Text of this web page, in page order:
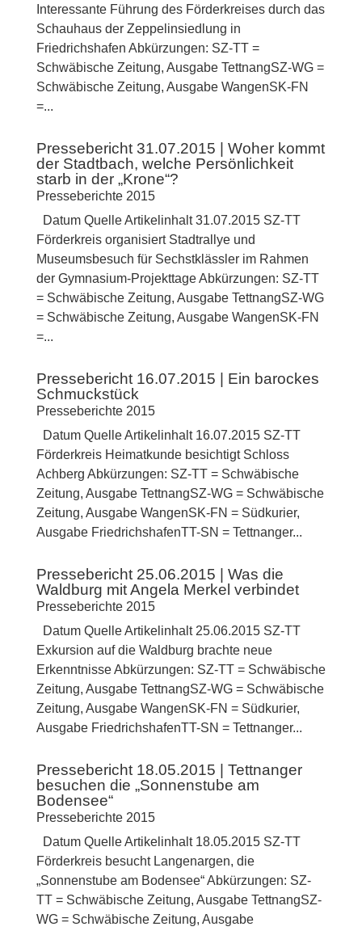
Interessante Führung des Förderkreises durch das
Schauhaus der Zeppelinsiedlung in
Friedrichshafen Abkürzungen: SZ-TT =
Schwäbische Zeitung, Ausgabe TettnangSZ-WG =
Schwäbische Zeitung, Ausgabe WangenSK-FN
=...
Pressebericht 31.07.2015 | Woher kommt
der Stadtbach, welche Persönlichkeit
starb in der „Krone“?
Presseberichte 2015
Datum Quelle Artikelinhalt 31.07.2015 SZ-TT
Förderkreis organisiert Stadtrallye und
Museumsbesuch für Sechstklässler im Rahmen
der Gymnasium-Projekttage Abkürzungen: SZ-TT
= Schwäbische Zeitung, Ausgabe TettnangSZ-WG
= Schwäbische Zeitung, Ausgabe WangenSK-FN
=...
Pressebericht 16.07.2015 | Ein barockes
Schmuckstück
Presseberichte 2015
Datum Quelle Artikelinhalt 16.07.2015 SZ-TT
Förderkreis Heimatkunde besichtigt Schloss
Achberg Abkürzungen: SZ-TT = Schwäbische
Zeitung, Ausgabe TettnangSZ-WG = Schwäbische
Zeitung, Ausgabe WangenSK-FN = Südkurier,
Ausgabe FriedrichshafenTT-SN = Tettnanger...
Pressebericht 25.06.2015 | Was die
Waldburg mit Angela Merkel verbindet
Presseberichte 2015
Datum Quelle Artikelinhalt 25.06.2015 SZ-TT
Exkursion auf die Waldburg brachte neue
Erkenntnisse Abkürzungen: SZ-TT = Schwäbische
Zeitung, Ausgabe TettnangSZ-WG = Schwäbische
Zeitung, Ausgabe WangenSK-FN = Südkurier,
Ausgabe FriedrichshafenTT-SN = Tettnanger...
Pressebericht 18.05.2015 | Tettnanger
besuchen die „Sonnenstube am
Bodensee“
Presseberichte 2015
Datum Quelle Artikelinhalt 18.05.2015 SZ-TT
Förderkreis besucht Langenargen, die
„Sonnenstube am Bodensee“ Abkürzungen: SZ-
TT = Schwäbische Zeitung, Ausgabe TettnangSZ-
WG = Schwäbische Zeitung, Ausgabe